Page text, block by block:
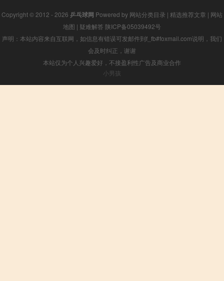
Copyright © 2012 - 2026 乒乓球网 Powered by 网站分类目录 | 精选推荐文章 | 网站
地图 | 疑难解答 陕ICP备05039492号
声明：本站内容来自互联网，如信息有错误可发邮件到f_fb#foxmail.com说明，我们
会及时纠正，谢谢
本站仅为个人兴趣爱好，不接盈利性广告及商业合作
小男孩